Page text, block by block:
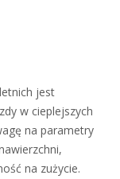
jest
w cieplejszych
na parametry
na zużycie.